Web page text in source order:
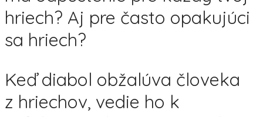
hriech? Aj pre často opakujúci
sa hriech?
Keď diabol obžalúva človeka
z hriechov, vedie ho k